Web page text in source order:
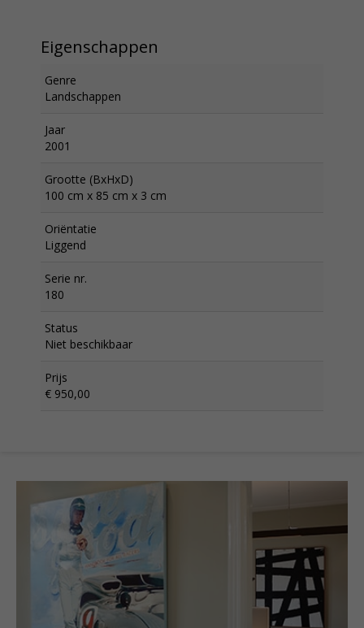
Eigenschappen
Genre
Landschappen
Jaar
2001
Grootte (BxHxD)
100 cm x 85 cm x 3 cm
Oriëntatie
Liggend
Serie nr.
180
Status
Niet beschikbaar
Prijs
€ 950,00